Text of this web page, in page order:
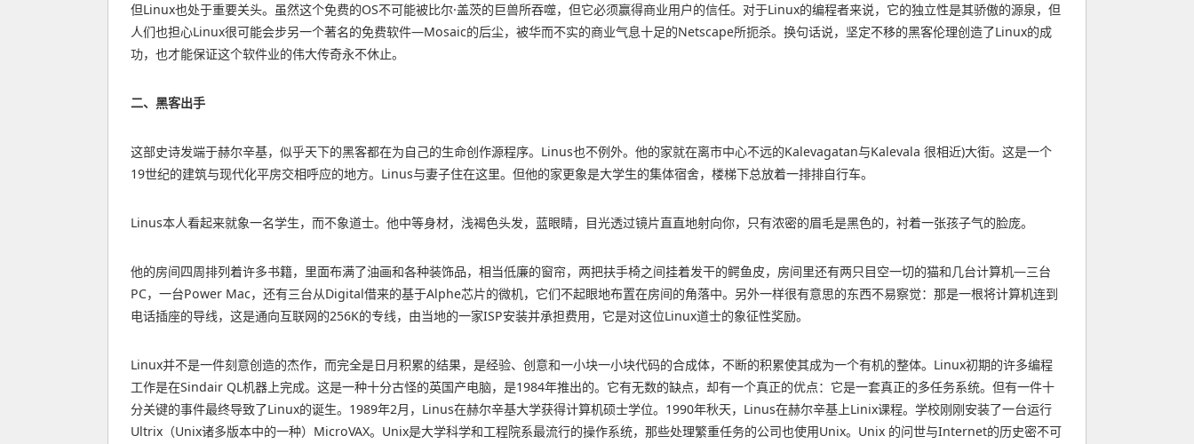
但Linux也处于重要关头。虽然这个免费的OS不可能被比尔·盖茨的巨兽所吞噬，但它必须赢得商业用户的信任。对于Linux的编程者来说，它的独立性是其骄傲的源泉，但
人们也担心Linux很可能会步另一个著名的免费软件—Mosaic的后尘，被华而不实的商业气息十足的Netscape所扼杀。换句话说，坚定不移的黑客伦理创造了Linux的成
功，也才能保证这个软件业的伟大传奇永不休止。
二、黑客出手
这部史诗发端于赫尔辛基，似乎天下的黑客都在为自己的生命创作源程序。Linus也不例外。他的家就在离市中心不远的Kalevagatan与Kalevala 很相近)大街。这是一个
19世纪的建筑与现代化平房交相呼应的地方。Linus与妻子住在这里。但他的家更象是大学生的集体宿舍，楼梯下总放着一排排自行车。
Linus本人看起来就象一名学生，而不象道士。他中等身材，浅褐色头发，蓝眼睛，目光透过镜片直直地射向你，只有浓密的眉毛是黑色的，衬着一张孩子气的脸庞。
他的房间四周排列着许多书籍，里面布满了油画和各种装饰品，相当低廉的窗帘，两把扶手椅之间挂着发干的鳄鱼皮，房间里还有两只目空一切的猫和几台计算机—三台
PC，一台Power Mac，还有三台从Digital借来的基于Alphe芯片的微机，它们不起眼地布置在房间的角落中。另外一样很有意思的东西不易察觉：那是一根将计算机连到
电话插座的导线，这是通向互联网的256K的专线，由当地的一家ISP安装并承担费用，它是对这位Linux道士的象征性奖励。
Linux并不是一件刻意创造的杰作，而完全是日月积累的结果，是经验、创意和一小块一小块代码的合成体，不断的积累使其成为一个有机的整体。Linux初期的许多编程
工作是在Sindair QL机器上完成。这是一种十分古怪的英国产电脑，是1984年推出的。它有无数的缺点，却有一个真正的优点：它是一套真正的多任务系统。但有一件十
分关键的事件最终导致了Linux的诞生。1989年2月，Linus在赫尔辛基大学获得计算机硕士学位。1990年秋天，Linus在赫尔辛基上Linix课程。学校刚刚安装了一台运行
Ultrix（Unix诸多版本中的一种）MicroVAX。Unix是大学科学和工程院系最流行的操作系统，那些处理繁重任务的公司也使用Unix。Unix 的问世与Internet的历史密不可